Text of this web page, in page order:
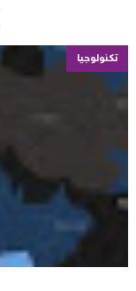
تكنولوجيا